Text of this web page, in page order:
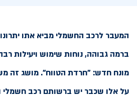
המעבר לרכב החשמלי מביא אתו
ברמה גבוהה, נוחות שימוש ויעילות
מונח חדש: "חרדת הטווח". מושג זה
על אלו שכבר יש ברשותם רכב חשמלי